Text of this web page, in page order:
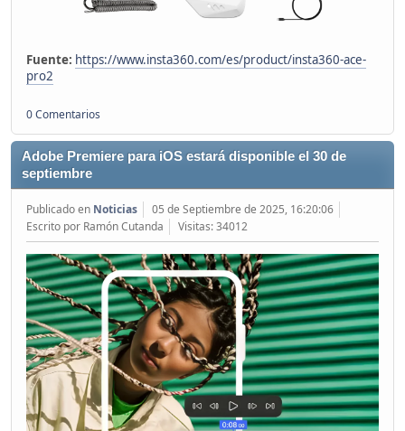
Fuente: https://www.insta360.com/es/product/insta360-ace-
pro2
0 Comentarios
Adobe Premiere para iOS estará disponible el 30 de
septiembre
Publicado en Noticias
05 de Septiembre de 2025, 16:20:06
Escrito por Ramón Cutanda
Visitas: 34012